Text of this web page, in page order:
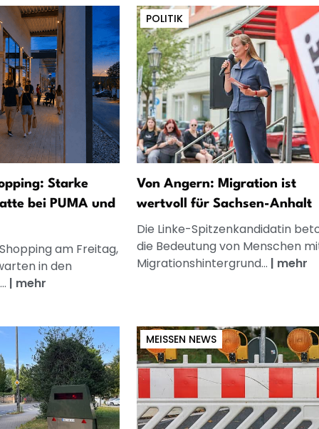
Starke
bei PUMA und
am Freitag,
in den
| mehr
POLITIK
Von Angern: Migration ist
wertvoll für Sachsen-Anhalt
Die Linke-Spitzenkandidatin
die Bedeutung von Menschen
Migrationshintergrund... | mehr
MEISSEN NEWS